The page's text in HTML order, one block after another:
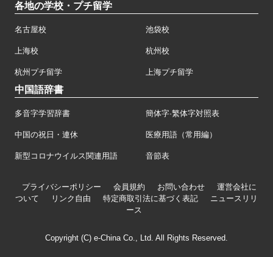
各地の学校・プチ留学
名古屋校 池袋校
上海校 杭州校
杭州プチ留学 上海プチ留学
中国語辞書
多音字学習辞書 簡体字·繁体字対照表
中国の祝日・連休 医療用語（常用編）
新型コロナウイルス関連用語 音節表
プライバシーポリシー 会員規約 お問い合わせ
運営会社に
ついて
リンク自由 特定商取引法に基づく表記
ニュースリリ
ース
Copyright (C) e-China Co., Ltd. All Rights Reserved.